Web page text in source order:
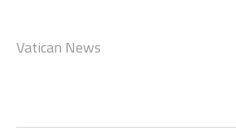
Vatican News